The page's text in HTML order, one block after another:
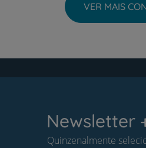
VER MAIS
Newsletter
Quinzenalmente